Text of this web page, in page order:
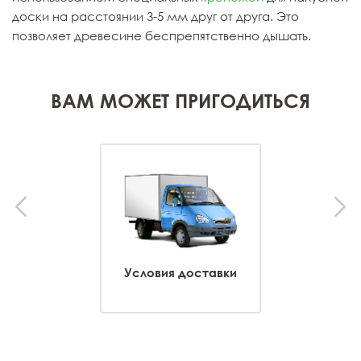
доски на расстоянии 3-5 мм друг от друга. Это
позволяет древесине беспрепятственно дышать.
ВАМ МОЖЕТ ПРИГОДИТЬСЯ
Условия доставки